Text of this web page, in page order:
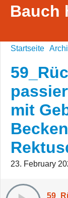
Bauch
Startseite
mit
23. February